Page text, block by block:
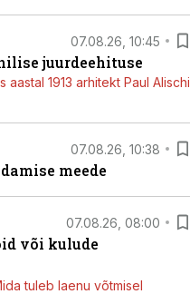
07.08.26, 10:45
juurdeehituse
1913 arhitekt Paul Alischi
07.08.26, 10:38
meede
07.08.26, 08:00
või kulude
tuleb laenu võtmisel